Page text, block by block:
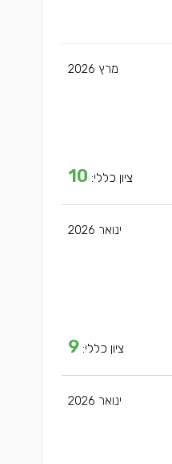
מרץ 2026
ציון כללי: 10
ינואר 2026
ציון כללי: 9
ינואר 2026